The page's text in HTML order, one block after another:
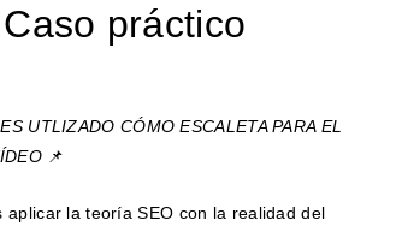
práctico
UTLIZADO CÓMO ESCALETA PARA EL
📌
la teoría SEO con la realidad del